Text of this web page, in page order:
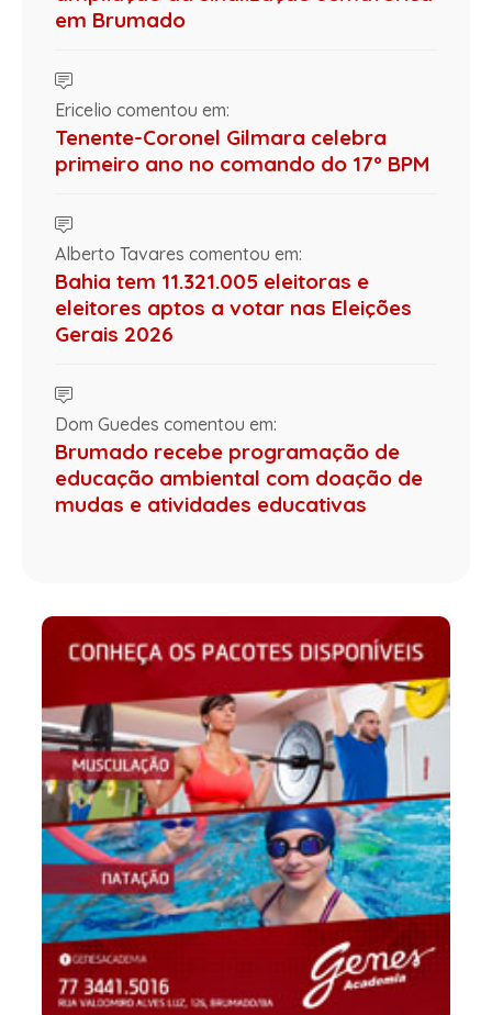
em Brumado
Ericelio comentou em:
Tenente-Coronel Gilmara celebra
primeiro ano no comando do 17º BPM
Alberto Tavares comentou em:
Bahia tem 11.321.005 eleitoras e
eleitores aptos a votar nas Eleições
Gerais 2026
Dom Guedes comentou em:
Brumado recebe programação de
educação ambiental com doação de
mudas e atividades educativas